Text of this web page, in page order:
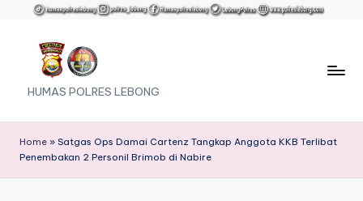
content
HUMAS POLRES LEBONG
Home » Satgas Ops Damai Cartenz Tangkap Anggota KKB Terlibat
Penembakan 2 Personil Brimob di Nabire